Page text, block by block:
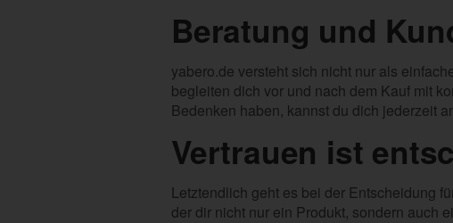
Beratung und
yabero.de versteht sich nicht nur als
begleiten dich vor und nach dem Kauf mit
Bedenken haben, kannst du dich jederzeit
Vertrauen ist
Letztendlich geht es bei der Entscheidung
der dir nicht nur ein Produkt, sondern auch